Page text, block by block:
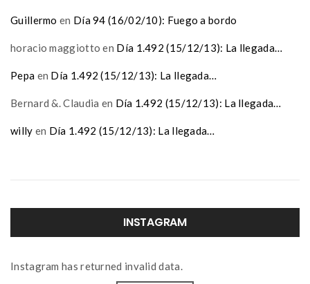
Guillermo en Día 94 (16/02/10): Fuego a bordo
horacio maggiotto en Día 1.492 (15/12/13): La llegada…
Pepa en Día 1.492 (15/12/13): La llegada…
Bernard &. Claudia en Día 1.492 (15/12/13): La llegada…
willy en Día 1.492 (15/12/13): La llegada…
INSTAGRAM
Instagram has returned invalid data.